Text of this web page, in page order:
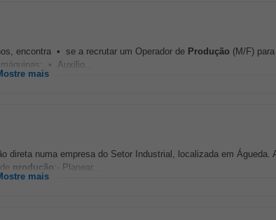
encontra • se a recrutar um Operador de Produção (M/F)
• Auxilio...
mais
direta numa empresa do Setor Industrial, localizada em Águeda.
produção;- Planear...
mais